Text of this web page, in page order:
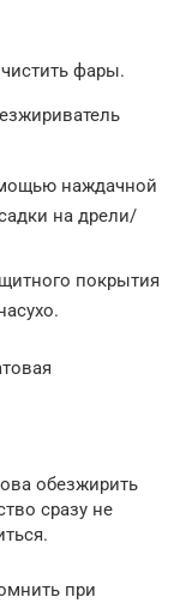
фары.
наждачной
на дрели/
покрытия
обезжирить
сразу не
при